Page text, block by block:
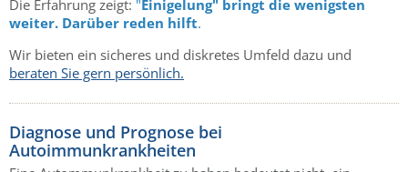
Die Erfahrung zeigt: "Einigelung" bringt die wenigsten
weiter. Darüber reden hilft.
Wir bieten ein sicheres und diskretes Umfeld dazu und
beraten Sie gern persönlich.
Diagnose und Prognose bei
Autoimmunkrankheiten